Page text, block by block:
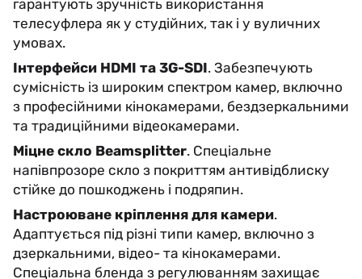
гарантують зручність використання
телесуфлера як у студійних, так і у вуличних
умовах.
Інтерфейси HDMI та 3G-SDI. Забезпечують
сумісність із широким спектром камер, включно
з професійними кінокамерами, бездзеркальними
та традиційними відеокамерами.
Міцне скло Beamsplitter. Спеціальне
напівпрозоре скло з покриттям антивідблиску
стійке до пошкоджень і подряпин.
Настроюване кріплення для камери.
Адаптується під різні типи камер, включно з
дзеркальними, відео- та кінокамерами.
Спеціальна бленда з регулюванням захищає